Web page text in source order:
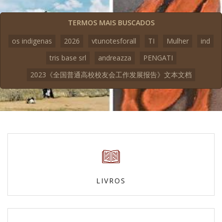
TERMOS MAIS BUSCADOS
os indigenas
2026 vtunotesforall TI Mulher
ind
tris base srl
andreazza
PENGATI
2023《全国普通高校校友会工作发展报告》文本文档
LIVROS